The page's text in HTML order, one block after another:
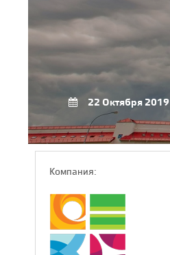
22 Октября 2019
Компaния: